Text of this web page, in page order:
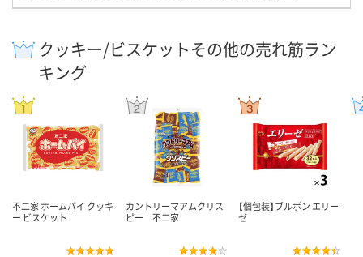
クッキー/ビスケットその他の売れ筋ラン
キング
不二家 ホームパイ クッキ
ー ビスケット
カントリーマアムクリス
ピー 不二家
【個包装】ブルボン エリー
ゼ